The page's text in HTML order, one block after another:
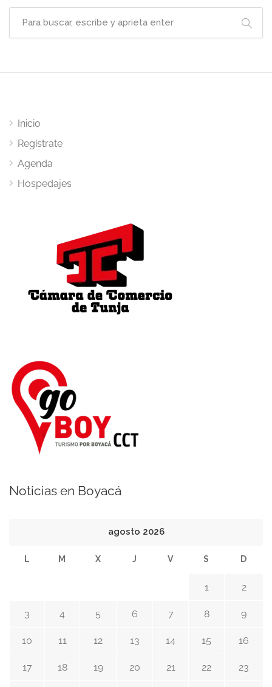
Inicio
Regístrate
Agenda
Hospedajes
Noticias en Boyacá
agosto 2026
L M X J V S D
1 2
3 4 5 6 7 8 9
10 11 12 13 14 15 16
17 18 19 20 21 22 23